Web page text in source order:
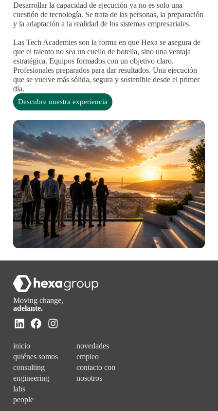
Desarrollar la capacidad de ejecución ya no es solo una
cuestión de tecnología. Se trata de las personas, la preparación
y la adaptación a la realidad de los sistemas empresariales.
Las Tech Academies son la forma en que Hexa se asegura de
que el talento no sea un cuello de botella, sino una ventaja
estratégica. Equipos formados con un objetivo claro.
Profesionales preparados para dar resultados. Una ejecución
que se vuelve más sólida, segura y sostenible desde el primer
día.
Descubre nuestra experiencia
Moving change,
adelante.
inicio
quiénes somos
consulting
engineering
labs
people
novedades
empleo
contacto con
nosotros